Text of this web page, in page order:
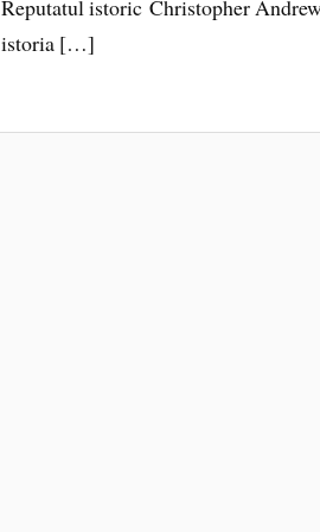
Reputatul istoric Christopher
istoria […]